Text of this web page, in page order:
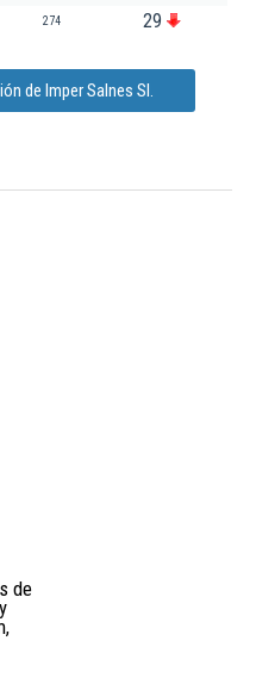
274 29
de Imper Salnes Sl.
de